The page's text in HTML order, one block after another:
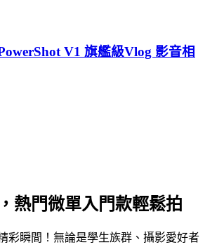
V1 旗艦級Vlog 影音相
熱門微單入門款輕鬆拍
彩瞬間！無論是學生族群、攝影愛好者